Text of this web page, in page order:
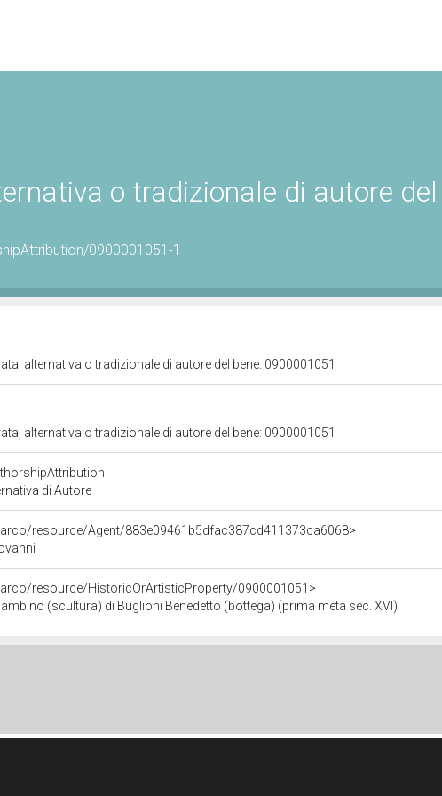
o tradizionale di autore del
0900001051-1
alternativa o tradizionale di autore del bene: 0900001051
alternativa o tradizionale di autore del bene: 0900001051
di Autore
resource/Agent/883e09461b5dfac387cd411373ca6068>
resource/HistoricOrArtisticProperty/0900001051>
(scultura) di Buglioni Benedetto (bottega) (prima metà sec. XVI)